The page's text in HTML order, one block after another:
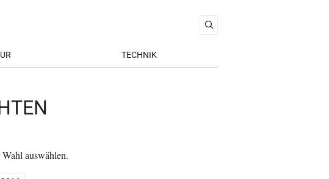
TECHNIK
auswählen.